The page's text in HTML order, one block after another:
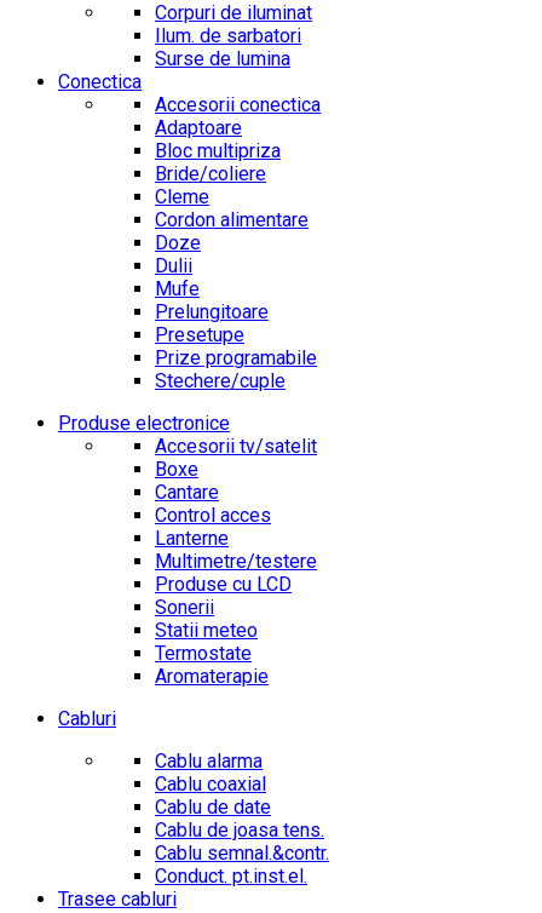
Corpuri de iluminat
Ilum. de sarbatori
Surse de lumina
Conectica
Accesorii conectica
Adaptoare
Bloc multipriza
Bride/coliere
Cleme
Cordon alimentare
Doze
Dulii
Mufe
Prelungitoare
Presetupe
Prize programabile
Stechere/cuple
Produse electronice
Accesorii tv/satelit
Boxe
Cantare
Control acces
Lanterne
Multimetre/testere
Produse cu LCD
Sonerii
Statii meteo
Termostate
Aromaterapie
Cabluri
Cablu alarma
Cablu coaxial
Cablu de date
Cablu de joasa tens.
Cablu semnal.&contr.
Conduct. pt.inst.el.
Trasee cabluri